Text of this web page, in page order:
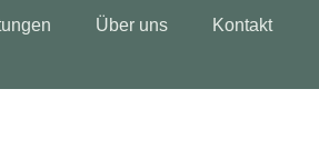
Über uns Kontakt